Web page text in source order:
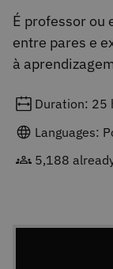
É professor ou
entre pares e
à
Duration: 25
Languages:
5,188